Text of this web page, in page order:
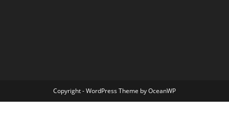
Copyright - WordPress Theme by OceanWP